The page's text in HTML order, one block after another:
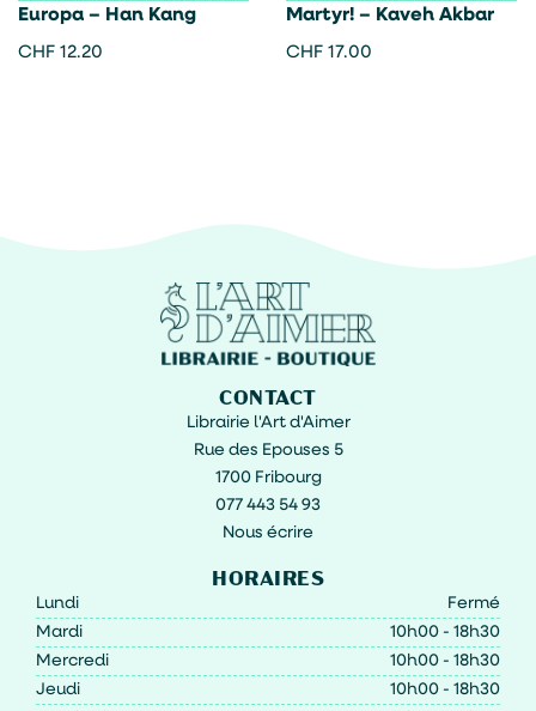
Europa – Han Kang
CHF 12.20
Martyr! – Kaveh Akbar
CHF 17.00
CONTACT
Librairie l'Art d'Aimer
Rue des Epouses 5
1700 Fribourg
077 443 54 93
Nous écrire
HORAIRES
Lundi
Fermé
Mardi
10h00 - 18h30
Mercredi
10h00 - 18h30
Jeudi
10h00 - 18h30